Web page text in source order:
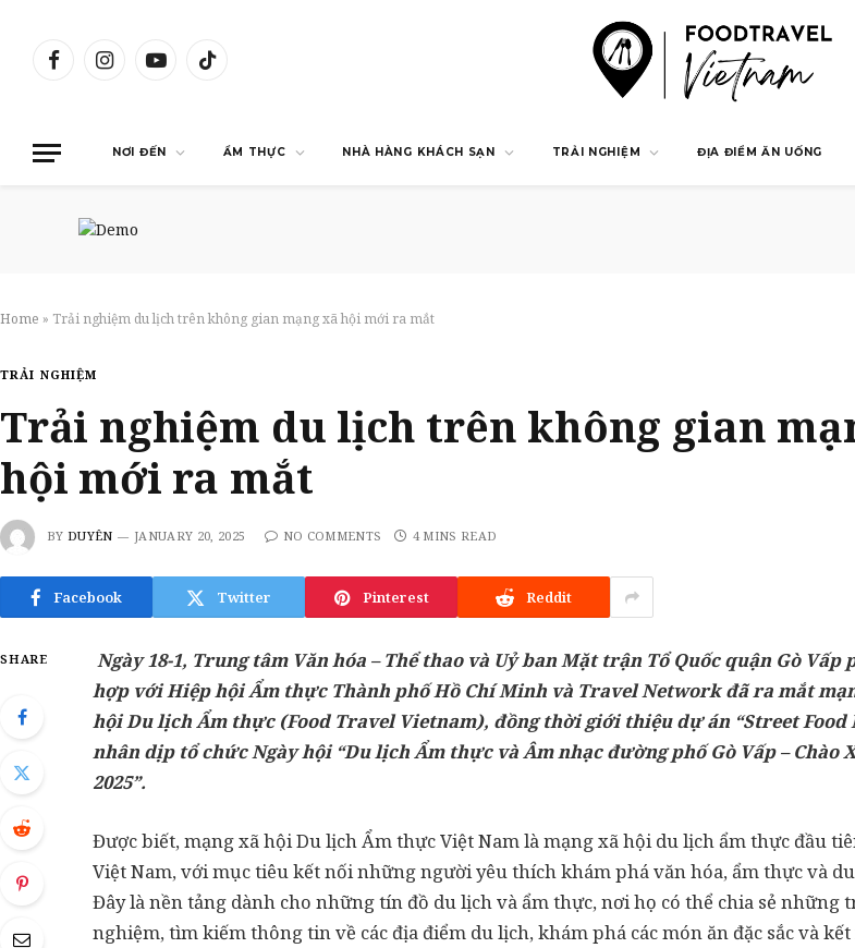
FacebookInstagramYouTubeTikTok
NƠI ĐẾN ẨM THỰC NHÀ HÀNG KHÁCH SẠN TRẢI NGHIỆM ĐỊA ĐIỂM ĂN UỐNG
Home » Trải nghiệm du lịch trên không gian mạng xã hội mới ra mắt
TRẢI NGHIỆM
Trải nghiệm du lịch trên không gian
hội mới ra mắt
BY DUYÊN JANUARY 20, 2025 NO COMMENTS 4 MINS READ
Facebook Twitter Pinterest Reddit
SHARE
Ngày 18-1, Trung tâm Văn hóa – Thể thao và Uỷ ban Mặt trận Tổ Quốc quận Gò Vấp
hợp với Hiệp hội Ẩm thực Thành phố Hồ Chí Minh và Travel Network đã ra mắt
hội Du lịch Ẩm thực (Food Travel Vietnam), đồng thời giới thiệu dự án “Street Food
nhân dịp tổ chức Ngày hội “Du lịch Ẩm thực và Âm nhạc đường phố Gò Vấp – Chào
2025”.
Được biết, mạng xã hội Du lịch Ẩm thực Việt Nam là mạng xã hội du lịch ẩm thực đầu
Việt Nam, với mục tiêu kết nối những người yêu thích khám phá văn hóa, ẩm thực và
Đây là nền tảng dành cho những tín đồ du lịch và ẩm thực, nơi họ có thể chia sẻ những
nghiệm, tìm kiếm thông tin về các địa điểm du lịch, khám phá các món ăn đặc sắc và